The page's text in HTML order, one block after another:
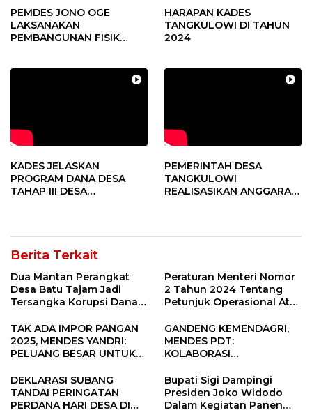
PEMDES JONO OGE
LAKSANAKAN
PEMBANGUNAN FISIK
HARAPAN KADES
TANGKULOWI DI TAHUN
2024
KADES JELASKAN
PROGRAM DANA DESA
TAHAP III DESA
PEMERINTAH DESA
TANGKULOWI
REALISASIKAN ANGGARAN
Berita Terkait
Dua Mantan Perangkat
Desa Batu Tajam Jadi
Tersangka Korupsi Dana
Peraturan Menteri Nomor
2 Tahun 2024 Tentang
Petunjuk Operasional Atas
Desa Tahun 2025
TAK ADA IMPOR PANGAN
2025, MENDES YANDRI:
PELUANG BESAR UNTUK
GANDENG KEMENDAGRI,
MENDES PDT:
KOLABORASI
PEMBANGUNAN DESA
DEKLARASI SUBANG
TANDAI PERINGATAN
PERDANA HARI DESA DI
Bupati Sigi Dampingi
Presiden Joko Widodo
Dalam Kegiatan Panen